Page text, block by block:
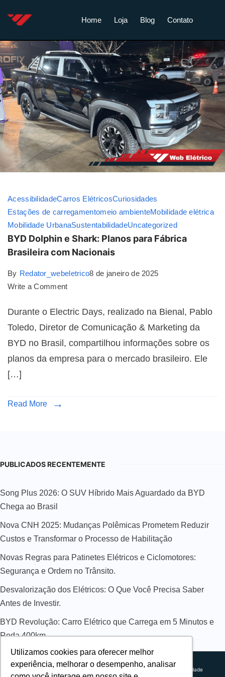
Utilizamos cookies para oferecer melhor
experiência, melhorar o desempenho, analisar
Home Loja Blog Contato
AcessibilidadeCarros ElétricosCuriosidades
Estações de carregamentomeio ambienteMobilidade elétrica
Mobilidade UrbanaSustentabilidadeUncategorized
BYD Dolphin e Shark: Planos para Fábrica
Brasileira com Nacionais
By Redator_webeletrico8 de janeiro de 2025
Write a Comment
Durante o Electric Days, realizado na Bienal, Pablo
Toledo, Diretor de Comunicação & Marketing da
BYD no Brasil, compartilhou informações sobre os
planos da empresa para o mercado brasileiro. Ele
[…]
Read More
PUBLICADOS RECENTEMENTE
Song Plus 2026: O SUV Híbrido Mais Aguardado da BYD
Chega ao Brasil
Nova CNH 2025: Mudanças Polêmicas Prometem Reduzir
Custos e Transformar o Processo de Habilitação
Novas Regras para Patinetes Elétricos e Ciclomotores:
Segurança e Ordem no Trânsito.
Desvalorização dos Elétricos: O Que Você Precisa Saber
Antes de Investir.
BYD Revolução: Carro Elétrico que Carrega em 5 Minutos e
Roda 400km
Explorando novos horizontes com
Sobre nós
Política de privacidade